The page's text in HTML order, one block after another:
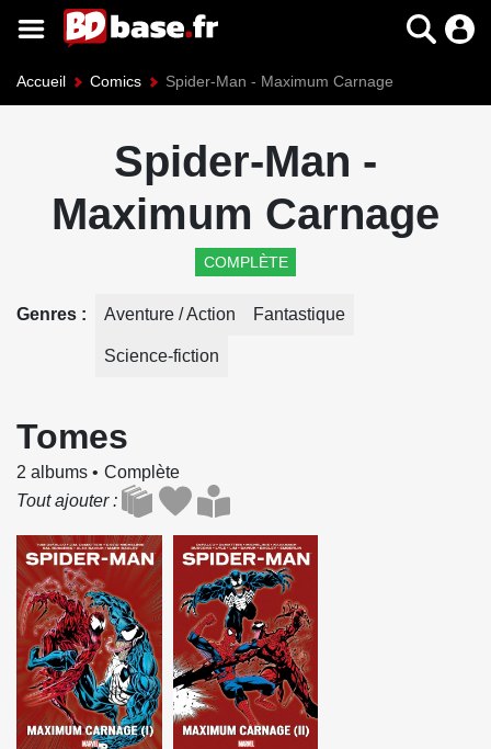
Accueil Comics Spider-Man - Maximum Carnage
Spider-Man -
Maximum Carnage
COMPLÈTE
Genres Aventure / Action Fantastique
Science-fiction
Tomes
2 albums
Complète
Tout ajouter